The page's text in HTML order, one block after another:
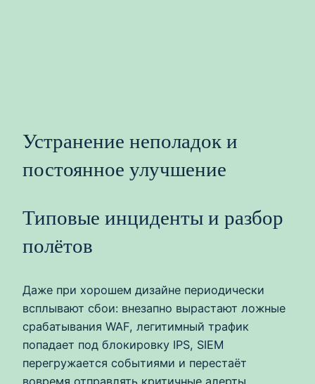
Устранение неполадок и
постоянное улучшение
Типовые инциденты и разбор
полётов
Даже при хорошем дизайне периодически
всплывают сбои: внезапно вырастают ложные
срабатывания WAF, легитимный трафик
попадает под блокировку IPS, SIEM
перегружается событиями и перестаёт
вовремя отправлять критичные алерты.